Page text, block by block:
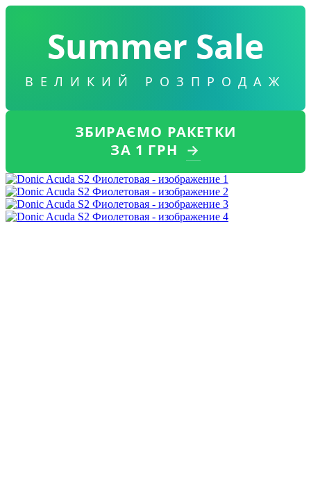
Summer Sale
ВЕЛИКИЙ РОЗПРОДАЖ
ЗБИРАЄМО РАКЕТКИ
ЗА 1 ГРН →